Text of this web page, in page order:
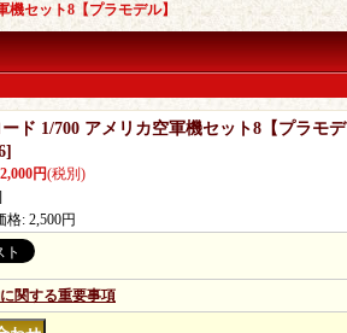
機セット8【プラモデル】
ド 1/700 アメリカ空軍機セット8【プラモデ
]
2,000円(税別)
格: 2,500円
関する重要事項